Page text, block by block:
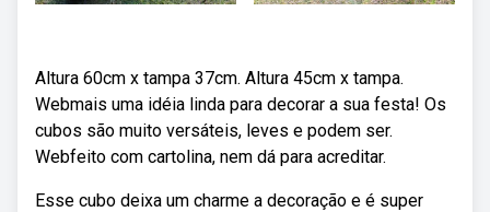
Altura 60cm x tampa 37cm. Altura 45cm x tampa.
Webmais uma idéia linda para decorar a sua festa! Os
cubos são muito versáteis, leves e podem ser.
Webfeito com cartolina, nem dá para acreditar.
Esse cubo deixa um charme a decoração e é super